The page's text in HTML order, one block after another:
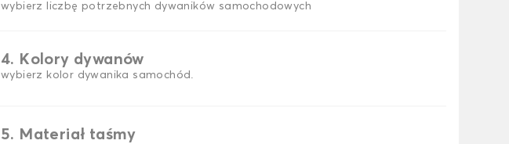
wybierz liczbę potrzebnych dywaników samochodowych
4. Kolory dywanów
wybierz kolor dywanika samochód.
5. Materiał taśmy